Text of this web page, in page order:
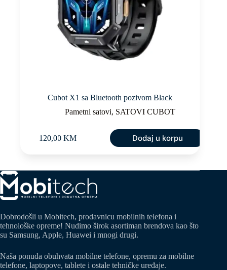
Cubot X1 sa Bluetooth pozivom Black
Pametni satovi, SATOVI CUBOT
120,00 KM Dodaj u korpu
Dobrodošli u Mobitech, prodavnicu mobilnih telefona i
tehnološke opreme! Nudimo širok asortiman brendova kao što
su Samsung, Apple, Huawei i mnogi drugi.
Naša ponuda obuhvata mobilne telefone, opremu za mobilne
telefone, laptopove, tablete i ostale tehničke uređaje.